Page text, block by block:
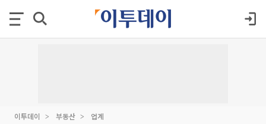
이투데이 부동산 업계